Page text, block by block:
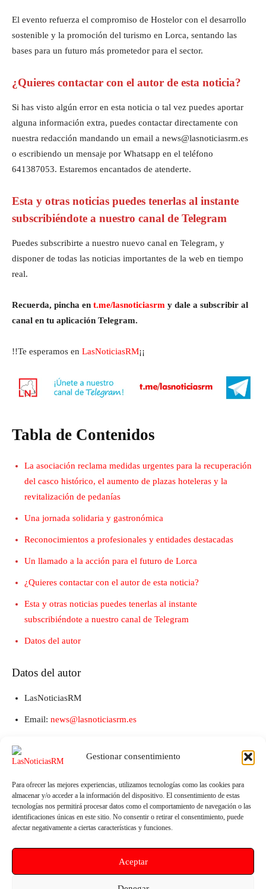
Gestionar consentimiento
Para ofrecer las mejores experiencias, utilizamos tecnologías como las cookies para
almacenar y/o acceder a la información del dispositivo. El consentimiento de estas
tecnologías nos permitirá procesar datos como el comportamiento de navegación o las
identificaciones únicas en este sitio. No consentir o retirar el consentimiento, puede
afectar negativamente a ciertas características y funciones.
Aceptar
El evento refuerza el compromiso de Hostelor con el desarrollo
sostenible y la promoción del turismo en Lorca, sentando las
bases para un futuro más prometedor para el sector.
¿Quieres contactar con el autor de esta noticia?
Si has visto algún error en esta noticia o tal vez puedes aportar
alguna información extra, puedes contactar directamente con
nuestra redacción mandando un email a news@lasnoticiasrm.es
o escribiendo un mensaje por Whatsapp en el teléfono
641387053. Estaremos encantados de atenderte.
Esta y otras noticias puedes tenerlas al instante
subscribiéndote a nuestro canal de Telegram
Puedes subscribirte a nuestro nuevo canal en Telegram, y
disponer de todas las noticias importantes de la web en tiempo
real.
Recuerda, pincha en t.me/lasnoticiasrm y dale a subscribir al
canal en tu aplicación Telegram.
!!Te esperamos en LasNoticiasRM¡¡
Tabla de Contenidos
La asociación reclama medidas urgentes para la recuperación
del casco histórico, el aumento de plazas hoteleras y la
revitalización de pedanías
Una jornada solidaria y gastronómica
Reconocimientos a profesionales y entidades destacadas
Un llamado a la acción para el futuro de Lorca
¿Quieres contactar con el autor de esta noticia?
Esta y otras noticias puedes tenerlas al instante
subscribiéndote a nuestro canal de Telegram
Datos del autor
Datos del autor
LasNoticiasRM
Email: news@lasnoticiasrm.es
Artículo anterior Artículo siguiente